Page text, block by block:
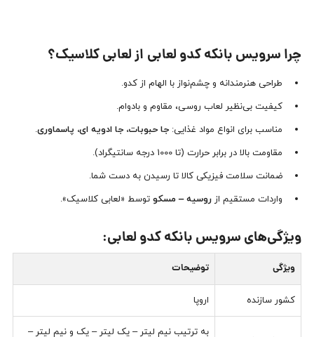
چرا سرویس بانکه کدو لعابی از لعابی کلاسیک؟
طراحی هنرمندانه و چشم‌نواز با الهام از کدو.
کیفیت بی‌نظیر لعاب روسی، مقاوم و بادوام.
مناسب برای انواع مواد غذایی: جا حبوبات، جا ادویه ای، پاسماوری.
مقاومت بالا در برابر حرارت (تا 1000 درجه سانتیگراد).
ضمانت سلامت فیزیکی کالا تا رسیدن به دست شما.
واردات مستقیم از روسیه – مسکو توسط «لعابی کلاسیک».
ویژگی‌های سرویس بانکه کدو لعابی:
ویژگی توضیحات
کشور سازنده اروپا
به ترتیب نیم لیتر – یک لیتر – یک و نیم لیتر –